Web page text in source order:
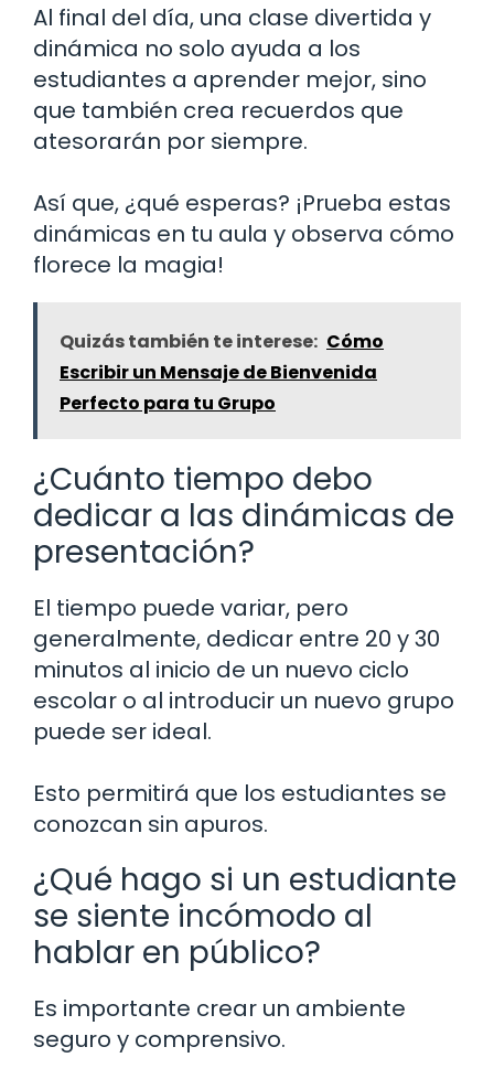
Al final del día, una clase divertida y
dinámica no solo ayuda a los
estudiantes a aprender mejor, sino
que también crea recuerdos que
atesorarán por siempre.
Así que, ¿qué esperas? ¡Prueba estas
dinámicas en tu aula y observa cómo
florece la magia!
Quizás también te interese: Cómo
Escribir un Mensaje de Bienvenida
Perfecto para tu Grupo
¿Cuánto tiempo debo
dedicar a las dinámicas de
presentación?
El tiempo puede variar, pero
generalmente, dedicar entre 20 y 30
minutos al inicio de un nuevo ciclo
escolar o al introducir un nuevo grupo
puede ser ideal.
Esto permitirá que los estudiantes se
conozcan sin apuros.
¿Qué hago si un estudiante
se siente incómodo al
hablar en público?
Es importante crear un ambiente
seguro y comprensivo.